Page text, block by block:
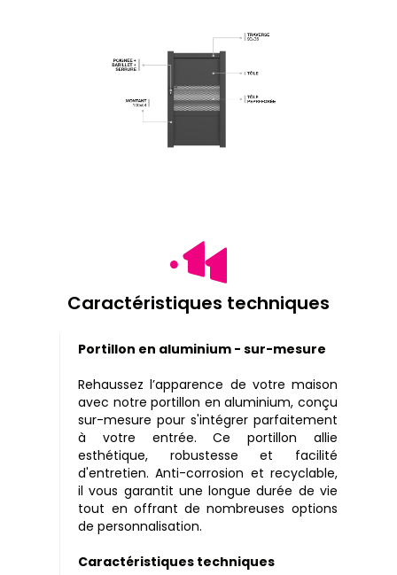
Caractéristiques techniques
Portillon en aluminium - sur-mesure
Rehaussez l’apparence de votre maison
avec notre portillon en aluminium, conçu
sur-mesure pour s'intégrer parfaitement
à votre entrée. Ce portillon allie
esthétique, robustesse et facilité
d'entretien. Anti-corrosion et recyclable,
il vous garantit une longue durée de vie
tout en offrant de nombreuses options
de personnalisation.
Caractéristiques techniques